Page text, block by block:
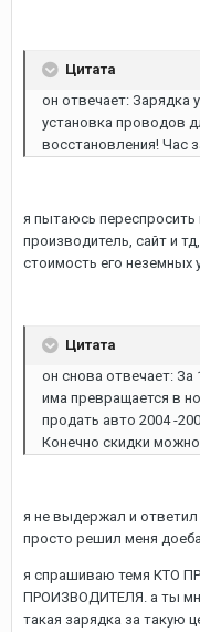
Цитата
он отвечает: Зарядка
установка проводов
восстановления! Час
я пытаюсь переспросить
производитель, сайт и
стоимость его неземных
Цитата
он снова отвечает: За
има превращается в
продать авто 2004 -
Конечно скидки
я не выдержал и
просто решил меня
я спрашиваю темя КТО
ПРОИЗВОДИТЕЛЯ. а ты
такая зарядка за такую